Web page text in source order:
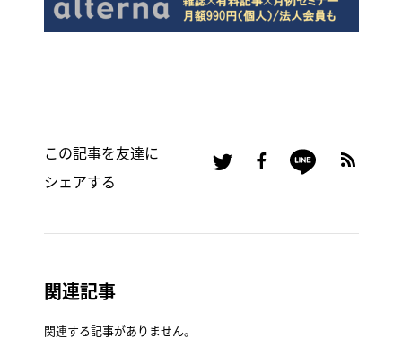
この記事を友達に
シェアする
関連記事
関連する記事がありません。